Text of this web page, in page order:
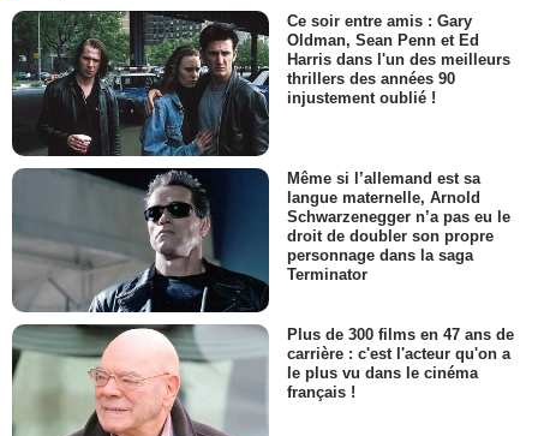
Ce soir entre amis : Gary
Oldman, Sean Penn et Ed
Harris dans l'un des meilleurs
thrillers des années 90
injustement oublié !
Même si l’allemand est sa
langue maternelle, Arnold
Schwarzenegger n’a pas eu le
droit de doubler son propre
personnage dans la saga
Terminator
Plus de 300 films en 47 ans de
carrière : c'est l'acteur qu'on a
le plus vu dans le cinéma
français !